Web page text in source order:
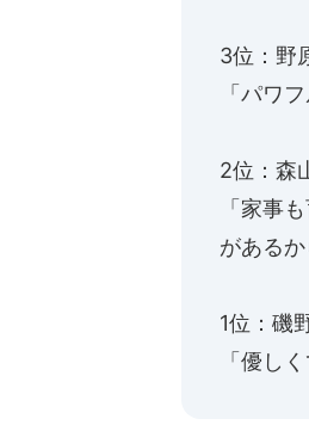
3位：野
「パワ
2位：森
「家事
があるか
1位：磯
「優し